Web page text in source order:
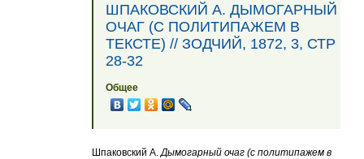
ШПАКОВСКИЙ А. ДЫМОГАРНЫЙ
ОЧАГ (С ПОЛИТИПАЖЕМ В
ТЕКСТЕ) // ЗОДЧИЙ, 1872, 3, СТР
28-32
Общее
Шпаковский А.Дымогарный очаг (с политипажем в